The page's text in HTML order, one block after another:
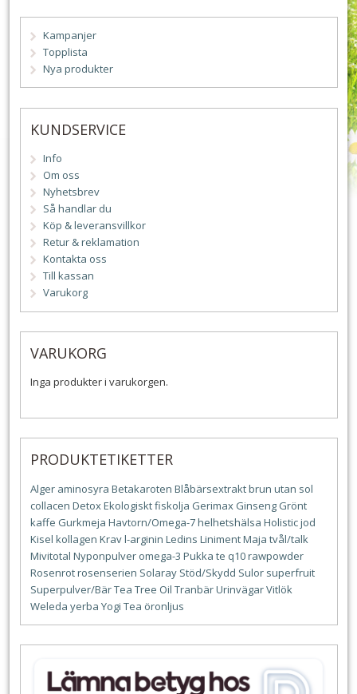
Kampanjer
Topplista
Nya produkter
KUNDSERVICE
Info
Om oss
Nyhetsbrev
Så handlar du
Köp & leveransvillkor
Retur & reklamation
Kontakta oss
Till kassan
Varukorg
VARUKORG
Inga produkter i varukorgen.
PRODUKTETIKETTER
Alger aminosyra Betakaroten Blåbärsextraktbrun utan sol
collacen DetoxEkologisktfiskolja Gerimax Ginseng Grönt
kaffe Gurkmeja Havtorn/Omega-7helhetshälsa Holisticjod
Kisel kollagen Kravl-arginin Ledins LinimentMaja tvål/talk
Mivitotal Nyponpulver omega-3 Pukka te q10rawpowder
Rosenrotrosenserien Solaray Stöd/Skydd Sulor superfruit
Superpulver/BärTea Tree Oil TranbärUrinvägarVitlök
Weleda yerba Yogi Tea öronljus